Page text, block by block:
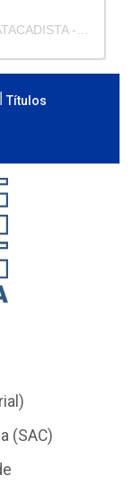
Títulos
(SAC)